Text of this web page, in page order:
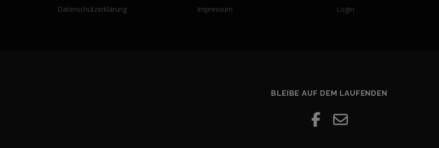
Datenschutzerklärung Impressum Login
BLEIBE AUF DEM LAUFENDEN